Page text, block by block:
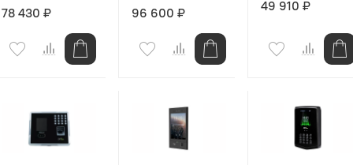
78 430 ₽ 96 600 ₽ 49 910 ₽